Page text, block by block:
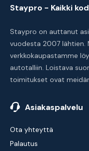
Staypro - Kaikki
Staypro on auttanut
vuodesta 2007 lähtien.
verkkokaupastamme
autotalliin. Loistava
toimitukset ovat
Asiakaspalvelu
Ota yhteyttä
Palautus